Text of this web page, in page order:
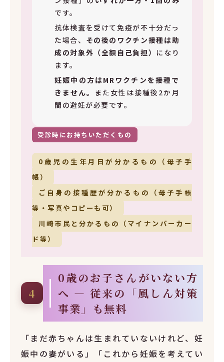
です。
抗体検査を受けて免疫が不十分だっ
た場合、 その後のワクチン接種は助
成の対象外（全額自己負担） になり
ます。
妊娠中の方はMRワクチンを接種で
きません。 また女性は接種後2か月
間の避妊が必要です。
受診時にお持ちいただくもの
0歳児の生年月日が分かるもの（母子手
帳）
ご自身の接種歴が分かるもの（母子手帳
等・写真やコピーも可）
川崎市民と分かるもの（マイナンバーカー
ド等）
4
0歳のお子さんがいない方
へ ― 従来の「風しん対策
事業」も無料
「まだ赤ちゃんは生まれていないけれど、妊
娠中の妻がいる」「これから妊娠を考えてい